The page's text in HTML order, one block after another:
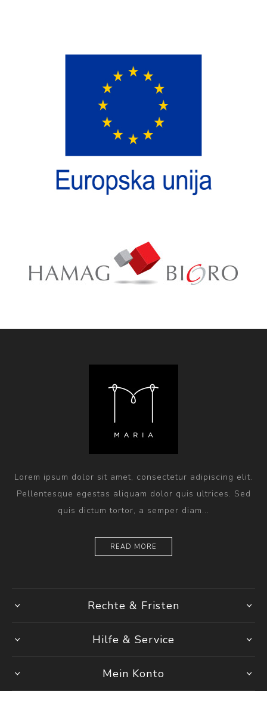
Lorem ipsum dolor sit amet, consectetur adipiscing elit.
Pellentesque egestas aliquam dolor quis ultrices. Sed
quis dictum tortor, a semper diam...
READ MORE
Rechte & Fristen
Hilfe & Service
Mein Konto